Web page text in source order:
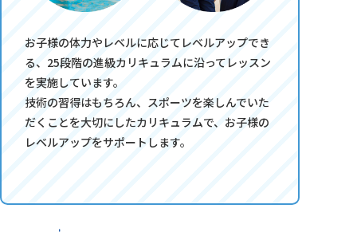
お子様の体力やレベルに応じてレベルアップでき
る、25段階の進級カリキュラムに沿ってレッスン
を実施しています。
技術の習得はもちろん、スポーツを楽しんでいた
だくことを大切にしたカリキュラムで、お子様の
レベルアップをサポートします。